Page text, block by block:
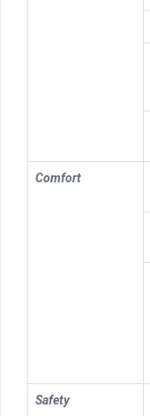
Comfort
Safety